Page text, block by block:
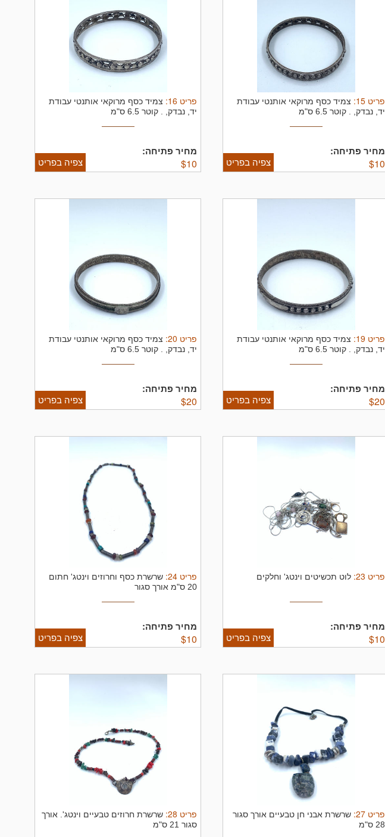
פריט 15
: צמיד כסף מרוקאי אותנטי עבודת
יד, נבדק, . קוטר 6.5 ס"מ
מחיר פתיחה:
$10 צפיה בפריט
פריט 16
: צמיד כסף מרוקאי אותנטי עבודת
יד, נבדק, . קוטר 6.5 ס"מ
מחיר פתיחה:
$10 צפיה בפריט
פריט 19
: צמיד כסף מרוקאי אותנטי עבודת
יד, נבדק, . קוטר 6.5 ס"מ
מחיר פתיחה:
$20 צפיה בפריט
פריט 20
: צמיד כסף מרוקאי אותנטי עבודת
יד, נבדק, . קוטר 6.5 ס"מ
מחיר פתיחה:
$20 צפיה בפריט
פריט 23
: לוט תכשיטים וינטג' וחלקים
מחיר פתיחה:
$10 צפיה בפריט
פריט 24
: שרשרת כסף וחרוזים וינטג' חתום
20 ס"מ אורך סגור
מחיר פתיחה:
$10 צפיה בפריט
פריט 27
: שרשרת אבני חן טבעיים אורך סגור
28 ס"מ
פריט 28
: שרשרת חרוזים טבעיים וינטג'. אורך
סגור 21 ס"מ